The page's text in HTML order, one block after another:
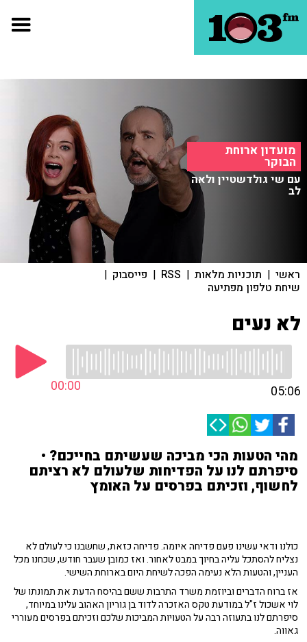
מועדון ארוחת
הבוקר
עם שי גולדשטיין ולאה
לב
ראשי | תוכניות מלאות |
RSS
| פייסבוק |
שיחת טלפון מפתיעה
לא נעים
00:00 05:06
מהי הטעות הכי מביכה שעשיתם בחייכם? •
סיפרתם לנו על הפדיחות שלעולם לא רציתם
לחשוף, וזכיתם בפרסים על האומץ
כולנו ודאי עשינו פעם פדיחה איומה. פדיחה כזאת, שחשבנו כי לעולם לא
נצליח להסתכל עליה בחיוך במבט לאחור. ואז כמובן שעבר חודש, שכחנו מכל
העניין, והטעות הלא נעימה הפכה לשיחת היום בארוחת השישי.
אז ברוח הדברים וביוזמת משרד התרבות ששם בהיסח הדעת את תמונתו של
לוי אשכול ז"ל במודעת טקס האזכרה לדוד בן גוריון האהוב עלינו במיוחד,
סיפרתם לנו בתעוזה רבה על הטעויות המביכות שלכם וזכיתם בפרסים מעוררי
גאווה.